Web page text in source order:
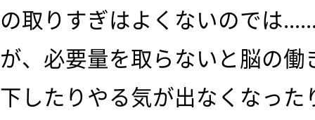
の取りすぎはよくないのでは
が、必要量を取らないと脳の
下したりやる気が出なくなっ